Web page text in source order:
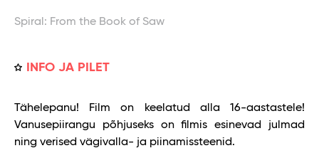
Spiral: From the Book of Saw
INFO JA PILET
Tähelepanu! Film on keelatud alla 16-aastastele!
Vanusepiirangu põhjuseks on filmis esinevad julmad
ning verised vägivalla- ja piinamissteenid.